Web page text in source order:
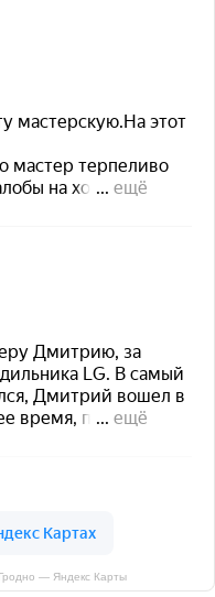
— Яндекс Карты